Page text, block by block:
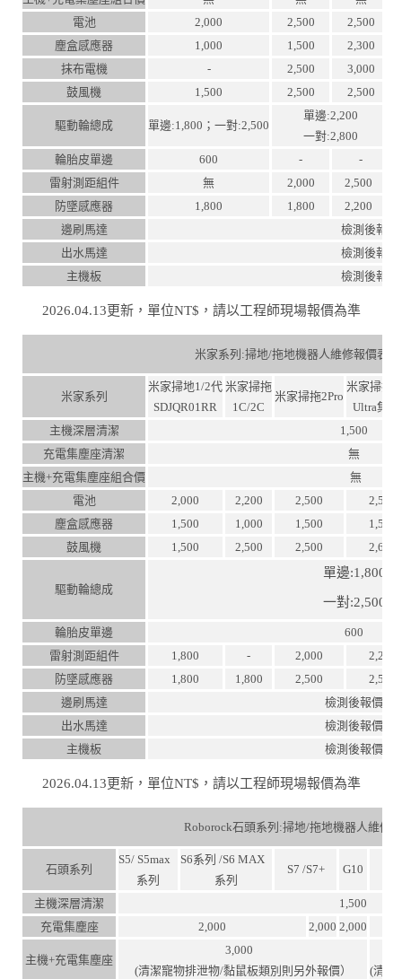
電池
2,000 2,500
2,500
塵盒感應器
1,000 1,500
2,300
抹布電機
- 2,500
3,000
鼓風機
1,500 2,500 2,500
驅動輪總成 單邊:1,800；一對:2,500
單邊:2,200
一對:2,800
輪胎皮單邊
600 -
-
雷射測距組件
無 2,000
2,500
防墜感應器
1,800 1,800
2,200
邊刷馬達
檢測後報價
出水馬達
檢測後報價
主機板
檢測後報價
2026.04.13更新，單位NT$，請以工程師現場報價為準
米家系列:掃地/拖地機器人維修報價表
米家系列
米家掃地1/2代
SDJQR01RR
米家掃拖
1C/2C
米家掃拖2Pro
米家掃拖
Ultra集
主機深層清潔
1,500
充電集塵座清潔
無
主機+充電集塵座組合價
無
電池
2,000 2,200 2,500
2,500
塵盒感應器
1,500 1,000 1,500
1,500
鼓風機
1,500 2,500 2,500 2,600
驅動輪總成
單邊:1,800
一對:2,500
輪胎皮單邊
600
雷射測距組件
1,800 - 2,000
2,200
防墜感應器
1,800 1,800 2,500
2,500
邊刷馬達
檢測後報價
出水馬達
檢測後報價
主機板
檢測後報價
2026.04.13更新，單位NT$，請以工程師現場報價為準
Roborock石頭系列:掃地/拖地機器人維修
石頭系列
S5/ S5max
系列
S6系列 /S6 MAX
系列
S7 /S7+ G10
主機深層清潔
1,500
充電集塵座
2,000 2,000 2,000
主機+充電集塵座
3,000
(清潔寵物排泄物/黏鼠板類別則另外報價）
(清潔